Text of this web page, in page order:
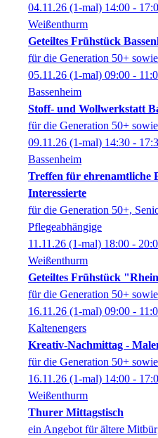
04.11.26 (1-mal) 14:00 -
Weißenthurm
Geteiltes Frühstück
für die Generation 50+
05.11.26 (1-mal) 09:00 -
Bassenheim
Stoff- und Wollwerkstatt
für die Generation 50+
09.11.26 (1-mal) 14:30 -
Bassenheim
Treffen für ehrenamtliche
Interessierte
für die Generation 50+,
Pflegeabhängige
11.11.26 (1-mal) 18:00 -
Weißenthurm
Geteiltes Frühstück
für die Generation 50+
16.11.26 (1-mal) 09:00 -
Kaltenengers
Kreativ-Nachmittag -
für die Generation 50+
16.11.26 (1-mal) 14:00 -
Weißenthurm
Thurer Mittagstisch
ein Angebot für ältere